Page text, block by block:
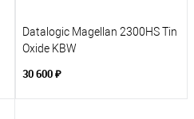
Datalogic Magellan 2300HS Tin
Oxide KBW
30 600 ₽